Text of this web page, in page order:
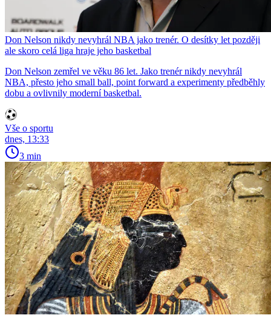
Don Nelson nikdy nevyhrál NBA jako trenér. O desítky let později
ale skoro celá liga hraje jeho basketbal
Don Nelson zemřel ve věku 86 let. Jako trenér nikdy nevyhrál
NBA, přesto jeho small ball, point forward a experimenty předběhly
dobu a ovlivnily moderní basketbal.
Vše o sportu
dnes, 13:33
3 min